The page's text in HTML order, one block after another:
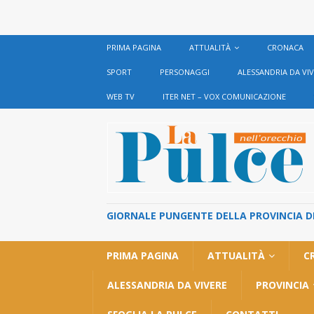
PRIMA PAGINA ATTUALITÀ CRONACA
SPORT PERSONAGGI ALESSANDRIA DA
WEB TV ITER NET – VOX COMUNICAZIONE
GIORNALE PUNGENTE DELLA PROVINCIA
PRIMA PAGINA ATTUALITÀ
ALESSANDRIA DA VIVERE PROVINCIA